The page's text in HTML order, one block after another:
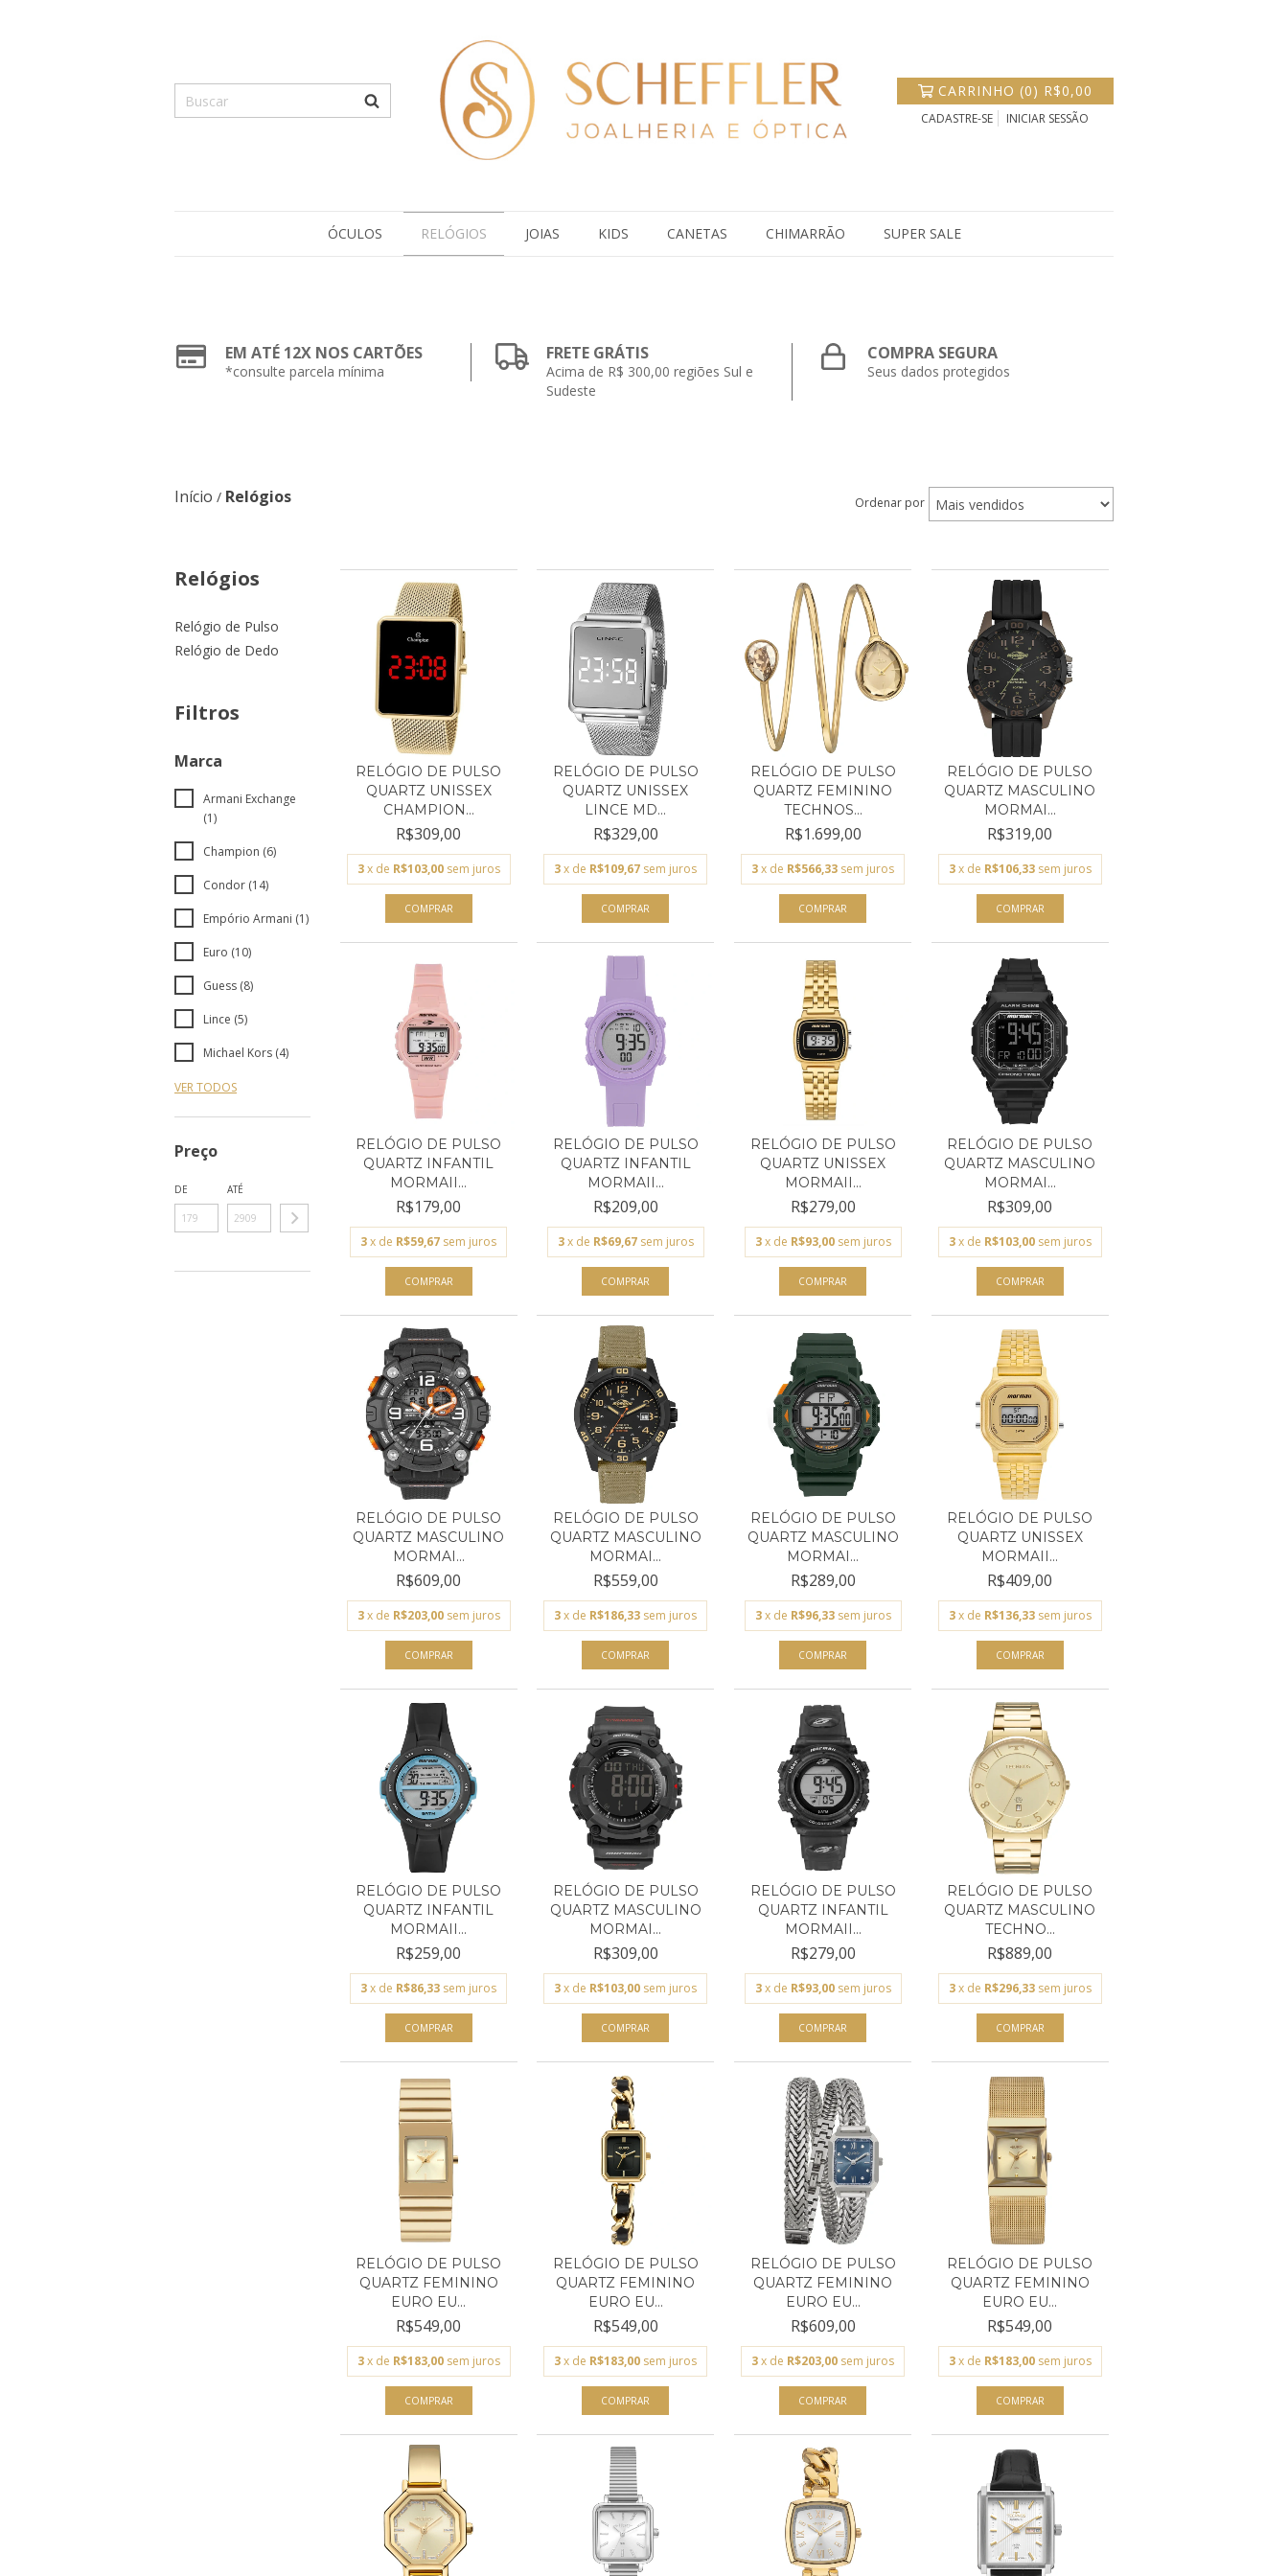
CARRINHO (0) R$0,00
CADASTRE-SE INICIAR SESSÃO
ÓCULOS RELÓGIOS JOIAS KIDS CANETAS CHIMARRÃO SUPER SALE
EM ATÉ 12X NOS CARTÕES
*consulte parcela mínima
FRETE GRÁTIS
Acima de R$ 300,00 regiões Sul e
Sudeste
COMPRA SEGURA
Seus dados protegidos
Início / Relógios Ordenar por
Relógios
Relógio de Pulso
Relógio de Dedo
Filtros
Marca
Armani Exchange
(1)
Champion (6)
Condor (14)
Empório Armani (1)
Euro (10)
Guess (8)
Lince (5)
Michael Kors (4)
VER TODOS
Preço
DE ATÉ
RELÓGIO DE PULSO
QUARTZ UNISSEX
CHAMPION...
R$309,00
3 x de R$103,00 sem juros
RELÓGIO DE PULSO
QUARTZ UNISSEX
LINCE MD...
R$329,00
3x de R$109,67 sem juros
RELÓGIO DE PULSO
QUARTZ FEMININO
TECHNOS...
R$1.699,00
3x de R$566,33 sem juros
RELÓGIO DE PULSO
QUARTZ MASCULINO
MORMAI...
R$319,00
3x de R$106,33 sem juros
RELÓGIO DE PULSO
QUARTZ INFANTIL
MORMAII...
R$179,00
3x de R$59,67 sem juros
RELÓGIO DE PULSO
QUARTZ INFANTIL
MORMAII...
R$209,00
3x de R$69,67 sem juros
RELÓGIO DE PULSO
QUARTZ UNISSEX
MORMAII...
R$279,00
3 x de R$93,00 sem juros
RELÓGIO DE PULSO
QUARTZ MASCULINO
MORMAI...
R$309,00
3x de R$103,00 sem juros
RELÓGIO DE PULSO
QUARTZ MASCULINO
MORMAI...
R$609,00
3 x de R$203,00 sem juros
RELÓGIO DE PULSO
QUARTZ MASCULINO
MORMAI...
R$559,00
3x de R$186,33 sem juros
RELÓGIO DE PULSO
QUARTZ MASCULINO
MORMAI...
R$289,00
3 x de R$96,33 sem juros
RELÓGIO DE PULSO
QUARTZ UNISSEX
MORMAII...
R$409,00
3x de R$136,33 sem juros
RELÓGIO DE PULSO
QUARTZ INFANTIL
MORMAII...
R$259,00
3x de R$86,33 sem juros
RELÓGIO DE PULSO
QUARTZ MASCULINO
MORMAI...
R$309,00
3x de R$103,00 sem juros
RELÓGIO DE PULSO
QUARTZ INFANTIL
MORMAII...
R$279,00
3 x de R$93,00 sem juros
RELÓGIO DE PULSO
QUARTZ MASCULINO
TECHNO...
R$889,00
3x de R$296,33 sem juros
RELÓGIO DE PULSO
QUARTZ FEMININO
EURO EU...
R$549,00
3 x de R$183,00 sem juros
RELÓGIO DE PULSO
QUARTZ FEMININO
EURO EU...
R$549,00
3x de R$183,00 sem juros
RELÓGIO DE PULSO
QUARTZ FEMININO
EURO EU...
R$609,00
3x de R$203,00 sem juros
RELÓGIO DE PULSO
QUARTZ FEMININO
EURO EU...
R$549,00
3x de R$183,00 sem juros